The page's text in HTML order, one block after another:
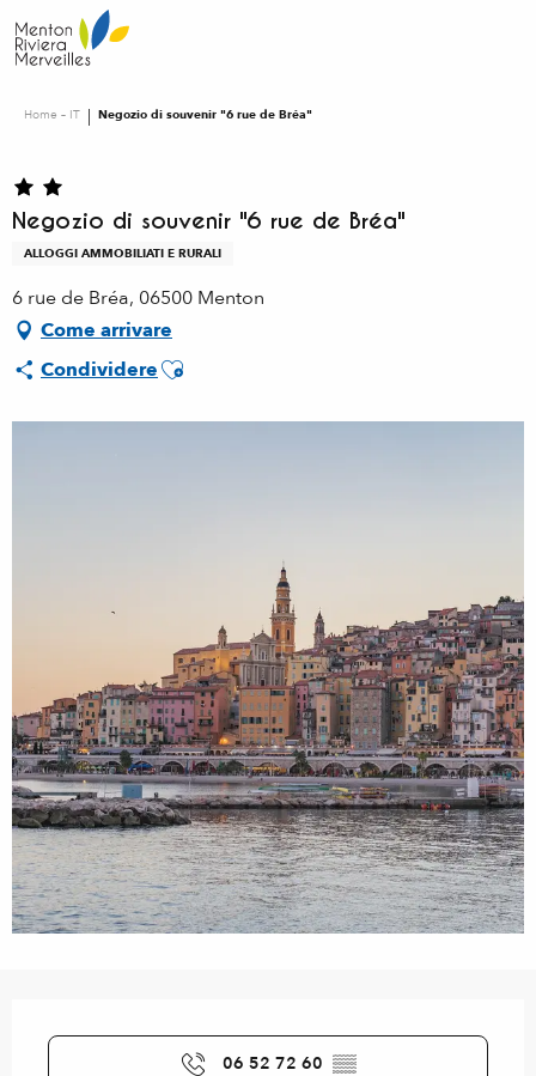
au
contenu
Home – IT Negozio di souvenir "6 rue de Bréa"
Negozio di souvenir "6 rue de Bréa"
ALLOGGI AMMOBILIATI E RURALI
6 rue de Bréa, 06500 Menton
Come arrivare
CondividereAjouter aux favoris
06 52 72 60 ▒▒